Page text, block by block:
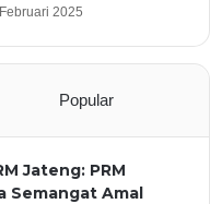
2025
Popular
Jateng: PRM
Semangat Amal